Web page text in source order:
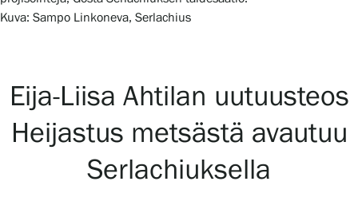
Palvelumme
searchHakufien
Tule meille
Kuva: Sampo Linkoneva, Serlachius
Eija-Liisa Ahtilan uutuusteos
Heijastus metsästä avautuu
Serlachiuksella